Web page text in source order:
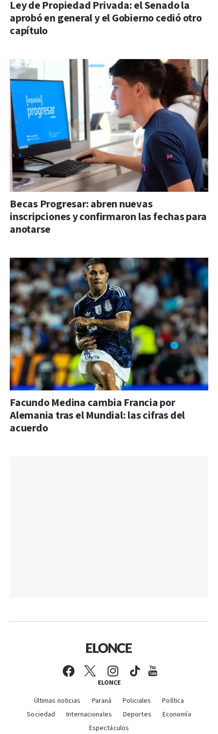
Ley de Propiedad Privada: el Senado la
aprobó en general y el Gobierno cedió otro
capítulo
Becas Progresar: abren nuevas
inscripciones y confirmaron las fechas para
anotarse
Facundo Medina cambia Francia por
Alemania tras el Mundial: las cifras del
acuerdo
ELONCE
Últimas noticias Paraná Policiales
Política
Sociedad
Internacionales Deportes
Economía
Espectáculos